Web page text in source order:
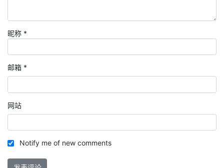
昵称 *
邮箱 *
网站
Notify me of new comments